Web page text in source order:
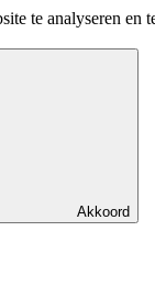
te analyseren
Akkoord